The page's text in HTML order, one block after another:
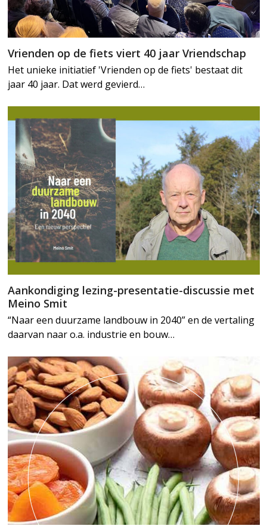
Vrienden op de fiets viert 40 jaar Vriendschap
Het unieke initiatief 'Vrienden op de fiets' bestaat dit
jaar 40 jaar. Dat werd gevierd…
Aankondiging lezing-presentatie-discussie met
Meino Smit
“Naar een duurzame landbouw in 2040” en de vertaling
daarvan naar o.a. industrie en bouw…